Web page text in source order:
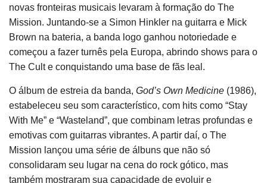
novas fronteiras musicais levaram à formação do The
Mission. Juntando-se a Simon Hinkler na guitarra e Mick
Brown na bateria, a banda logo ganhou notoriedade e
começou a fazer turnês pela Europa, abrindo shows para o
The Cult e conquistando uma base de fãs leal.
O álbum de estreia da banda, God’s Own Medicine (1986),
estabeleceu seu som característico, com hits como “Stay
With Me” e “Wasteland”, que combinam letras profundas e
emotivas com guitarras vibrantes. A partir daí, o The
Mission lançou uma série de álbuns que não só
consolidaram seu lugar na cena do rock gótico, mas
também mostraram sua capacidade de evoluir e